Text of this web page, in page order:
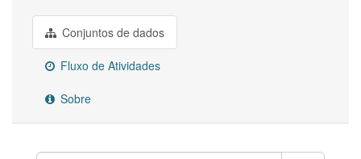
Conjuntos de dados
Fluxo de Atividades
Sobre